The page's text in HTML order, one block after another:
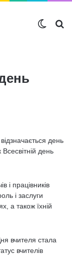
день
день
і працівників
і заслуги
а також їхній
вчителя стала
вчителів